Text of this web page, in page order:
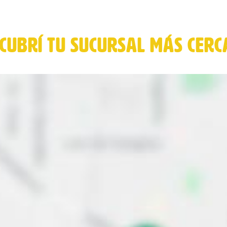
TU SUCURSAL MÁS